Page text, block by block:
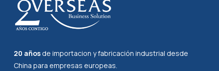
20 años de importacion y fabricación industrial desde
China para empresas europeas.